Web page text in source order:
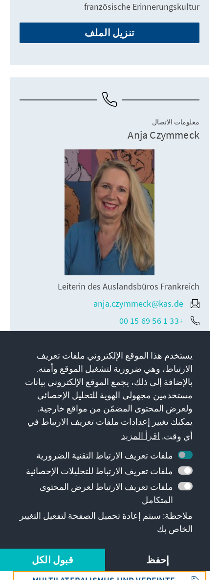
französische Erinnerungskultur
تنزيل الملف
معلومات الاتصال
Anja Czymmeck
Leiterin des Auslandsbüros Frankreich
anja.czymmeck@kas.de
+33 1 56 69 15 00
المواضيع
GESCHICHTE UND ERINNERUNG
EUROPA UND INTERNATIONALES
يستخدم هذا الموقع الإلكتروني ملفات تعريف
الارتباط، وهي ضرورية لتشغيل الموقع وأمنه.
بالإضافة إلى ذلك، يجمع الموقع الإلكتروني بيانات
مستخدمين مجهولي الهوية للتحليل الإحصائي
ولعرض المحتوى المضمّن من مواقع خارجية.
يمكنك تغيير إعدادات ملفات تعريف الارتباط في
أي وقت. اقرأ المزيد
ملفات تعريف الارتباط التقنية الضرورية
ملفات تعريف الارتباط للتحليلات الإحصائية
ملفات تعريف الارتباط لعرض المحتوى
المتكامل
ملاحظة: سيتم إعادة تحميل الصفحة لتفعيل التغيير
الخاص بك
إحفظ قبول الكل